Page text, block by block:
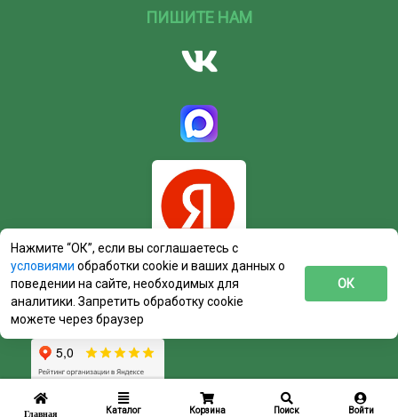
Главная Каталог Корзина Поиск Войти
ПИШИТЕ НАМ
Нажмите “ОК”, если вы соглашаетесь с
условиями обработки cookie и ваших данных о
поведении на сайте, необходимых для
аналитики. Запретить обработку cookie
можете через браузер
ОК